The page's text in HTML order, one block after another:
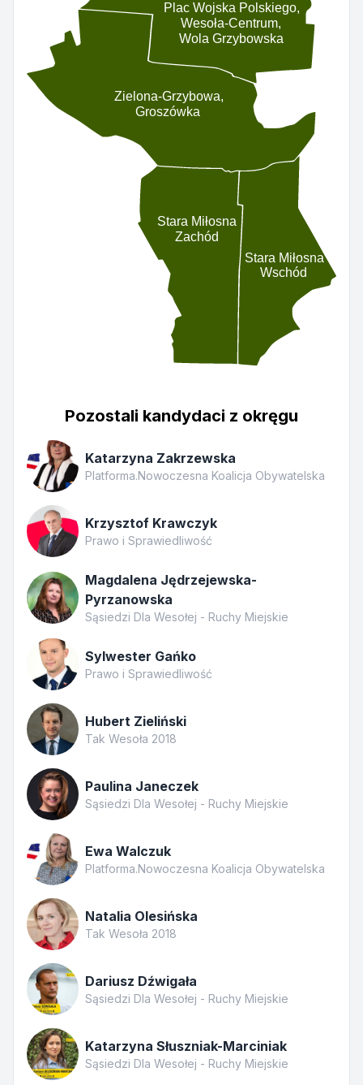
Stara Miłosna
Wschód
Stara Miłosna
Zachód
Zielona-Grzybowa,
Groszówka
Plac Wojska Polskiego,
Wesoła-Centrum,
Wola Grzybowska
Pozostali kandydaci z okręgu
Katarzyna Zakrzewska
Platforma.Nowoczesna Koalicja Obywatelska
Krzysztof Krawczyk
Prawo i Sprawiedliwość
Magdalena Jędrzejewska-
Pyrzanowska
Sąsiedzi Dla Wesołej - Ruchy Miejskie
Sylwester Gańko
Prawo i Sprawiedliwość
Hubert Zieliński
Tak Wesoła 2018
Paulina Janeczek
Sąsiedzi Dla Wesołej - Ruchy Miejskie
Ewa Walczuk
Platforma.Nowoczesna Koalicja Obywatelska
Natalia Olesińska
Tak Wesoła 2018
Dariusz Dźwigała
Sąsiedzi Dla Wesołej - Ruchy Miejskie
Katarzyna Słuszniak-Marciniak
Sąsiedzi Dla Wesołej - Ruchy Miejskie